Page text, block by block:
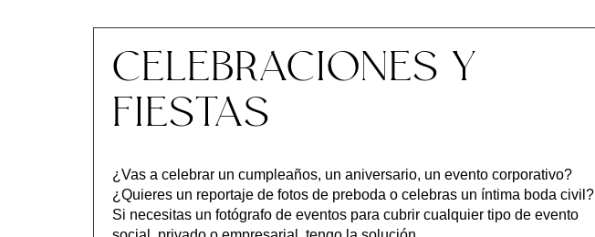
CELEBRACIONES Y
FIESTAS
¿Vas a celebrar un cumpleaños, un aniversario, un evento corporativo?
¿Quieres un reportaje de fotos de preboda o celebras un íntima boda civil?
Si necesitas un fotógrafo de eventos para cubrir cualquier tipo de evento